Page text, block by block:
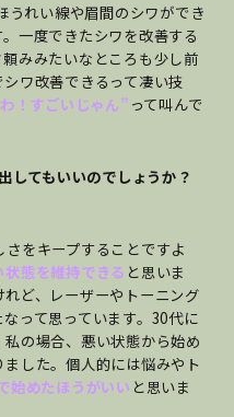
れい線や眉間のシワができ
一度できたシワを改善する
みみたいなところも少し前
ワ改善できるって凄い技
！すごいじゃん” って叫んで
してもいいのでしょうか？
をキープすることですよ
態を維持できる と思いま
ど、レーザーやトーニング
って思っています。30代に
の場合、悪い状態から始め
した。個人的には悩みやト
始めたほうがいい と思いま